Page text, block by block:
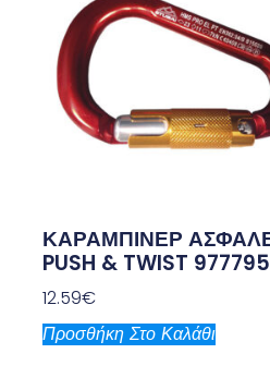
ΚΑΡΑΜΠΙΝΕΡ
PUSH & TWIST 977795
12.59€
Προσθήκη Στο Καλάθι